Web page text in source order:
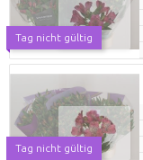
Tag nicht gültig
Tag nicht gültig